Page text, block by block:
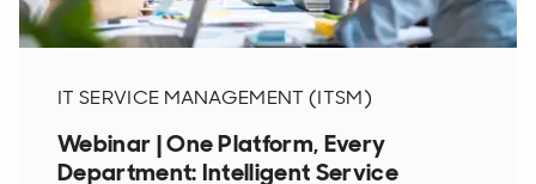
IT SERVICE MANAGEMENT (ITSM)
Webinar | One Platform, Every
Department: Intelligent Service